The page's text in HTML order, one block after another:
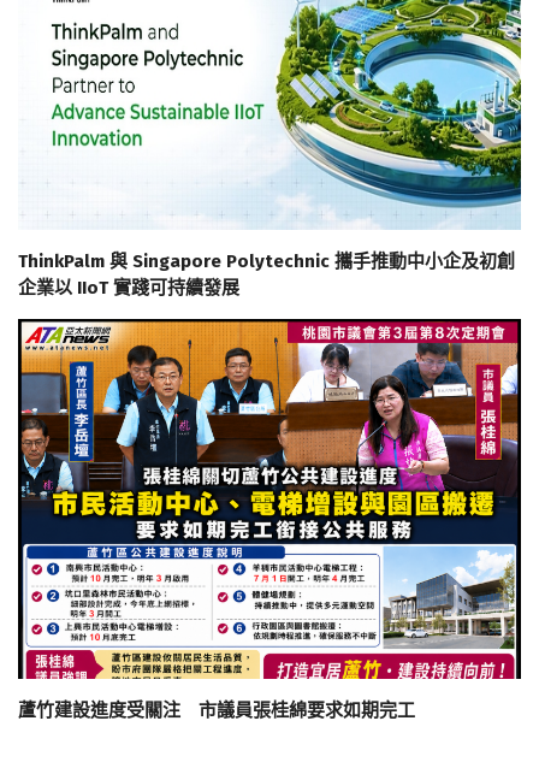
ThinkPalm 與 Singapore Polytechnic 攜手推動中小企及初創
企業以 IIoT 實踐可持續發展
蘆竹建設進度受關注 市議員張桂綿要求如期完工